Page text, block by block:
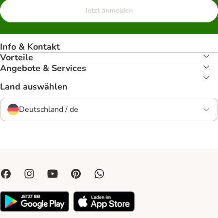
Jetzt anmelden
Info & Kontakt
Vorteile
Angebote & Services
Land auswählen
Deutschland / de